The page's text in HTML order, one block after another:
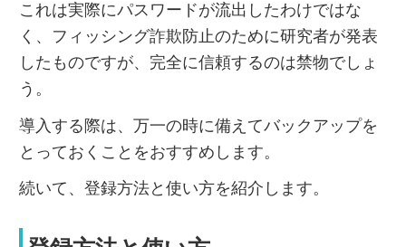
これは実際にパスワードが流出したわけではな
く、フィッシング詐欺防止のために研究者が発表
したものですが、完全に信頼するのは禁物でしょ
う。
導入する際は、万一の時に備えてバックアップを
とっておくことをおすすめします。
続いて、登録方法と使い方を紹介します。